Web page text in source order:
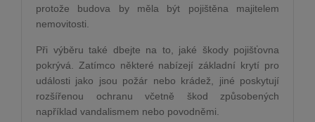
protože budova by měla být pojištěna majitelem
nemovitosti.
Při výběru také dbejte na to, jaké škody pojišťovna
pokrývá. Zatímco některé nabízejí základní krytí pro
události jako jsou požár nebo krádež, jiné poskytují
rozšířenou ochranu včetně škod způsobených
například vandalismem nebo povodněmi.